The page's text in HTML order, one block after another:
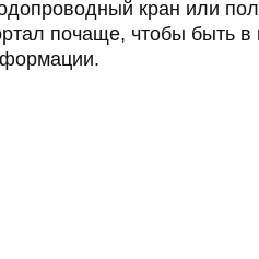
кран или
пοчаще, чтобы быть в